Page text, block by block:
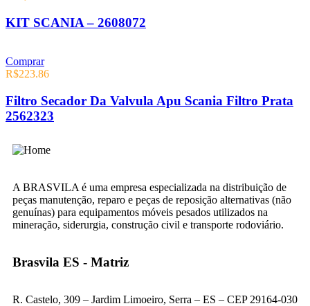
KIT SCANIA – 2608072
Comprar
R$223.86
Filtro Secador Da Valvula Apu Scania Filtro Prata
2562323
A BRASVILA é uma empresa especializada na distribuição de
peças manutenção, reparo e peças de reposição alternativas (não
genuínas) para equipamentos móveis pesados utilizados na
mineração, siderurgia, construção civil e transporte rodoviário.
Brasvila ES - Matriz
R. Castelo, 309 – Jardim Limoeiro, Serra – ES – CEP 29164-030